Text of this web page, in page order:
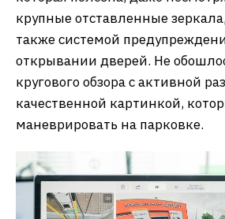
крупные отставленные
также системой
открывании дверей. Не
кругового обзора с активной
качественной картинкой,
маневрировать на парковке.